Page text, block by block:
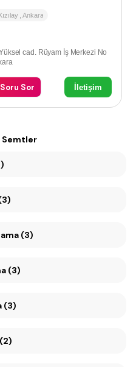
,Ankara
cad. Rüyam İş Merkezi No
Sor İletişim
Semtler
(3)
(3)
(3)